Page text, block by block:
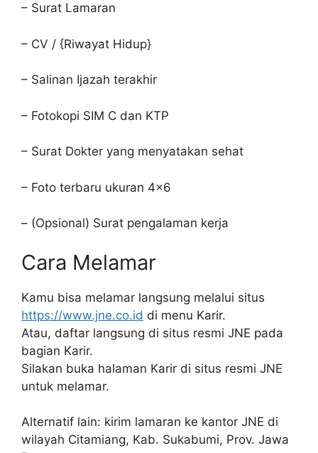
– Surat Lamaran
– CV / {Riwayat Hidup}
– Salinan Ijazah terakhir
– Fotokopi SIM C dan KTP
– Surat Dokter yang menyatakan sehat
– Foto terbaru ukuran 4×6
– (Opsional) Surat pengalaman kerja
Cara Melamar
Kamu bisa melamar langsung melalui situs
https://www.jne.co.id di menu Karir.
Atau, daftar langsung di situs resmi JNE pada
bagian Karir.
Silakan buka halaman Karir di situs resmi JNE
untuk melamar.
Alternatif lain: kirim lamaran ke kantor JNE di
wilayah Citamiang, Kab. Sukabumi, Prov. Jawa